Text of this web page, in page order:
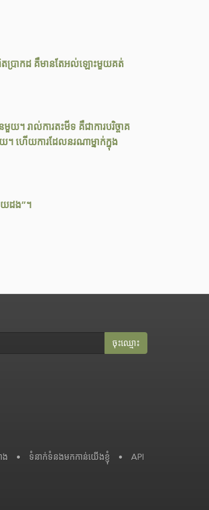
យ។ រាល់ការតះមីទ គឺជាការបរិច្ចាគ
យ។ ហើយការដែលនរណាម្នាក់ក្នុង
យដង”។
ចុះ​ឈ្មោះ
• ទំនាក់ទំនងមកកាន់យើងខ្ញុំ • API